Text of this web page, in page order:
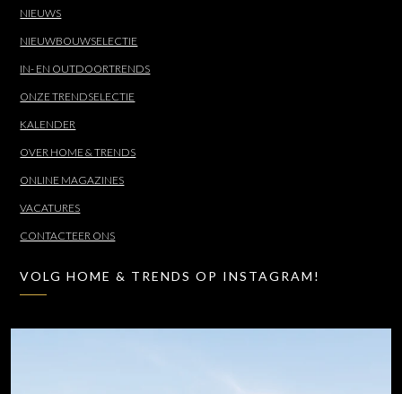
NIEUWS
NIEUWBOUWSELECTIE
IN- EN OUTDOORTRENDS
ONZE TRENDSELECTIE
KALENDER
OVER HOME & TRENDS
ONLINE MAGAZINES
VACATURES
CONTACTEER ONS
VOLG HOME & TRENDS OP INSTAGRAM!